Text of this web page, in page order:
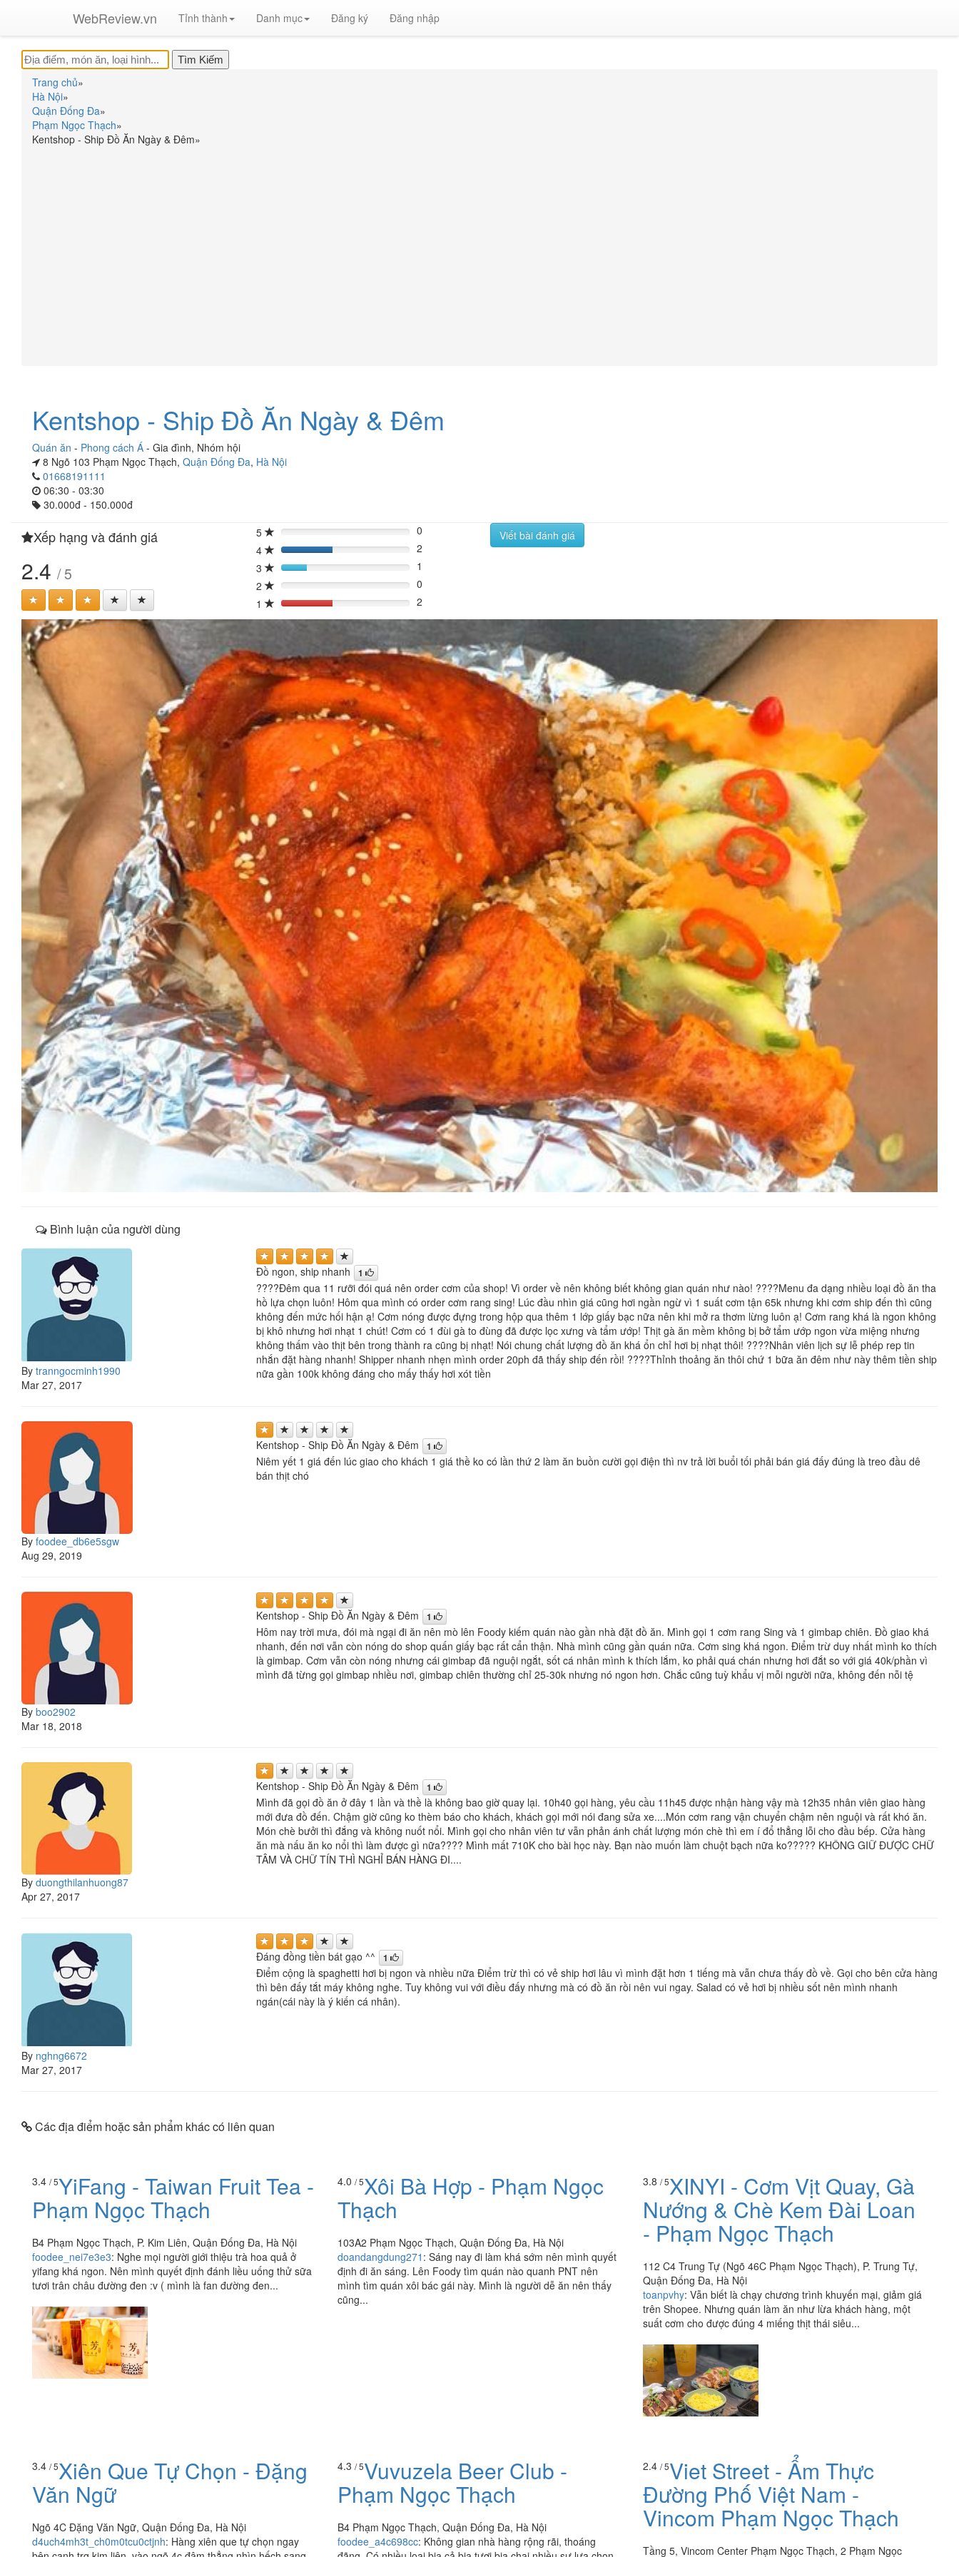
WebReview.vn Tỉnh thành Danh mục Đăng ký Đăng nhập
Trang chủ»
Hà Nội»
Quận Đống Đa»
Phạm Ngọc Thạch»
Kentshop - Ship Đồ Ăn Ngày & Đêm»
Kentshop - Ship Đồ Ăn Ngày & Đêm
Quán ăn - Phong cách Á - Gia đình, Nhóm hội
8 Ngõ 103 Phạm Ngọc Thạch, Quận Đống Đa, Hà Nội
01668191111
06:30 - 03:30
30.000đ - 150.000đ
Xếp hạng và đánh giá
2.4 / 5
5 0%
0
4
40%
2
3
20%
1
2
0%
0
1
40% 2
Viết bài đánh giá
Bình luận của người dùng
By tranngocminh1990
Mar 27, 2017
Đồ ngon, ship nhanh 1
????Đêm qua 11 rưỡi đói quá nên order cơm của shop! Vì order về nên không biết không gian quán như nào! ????Menu đa dạng nhiều loại đồ ăn tha
hồ lựa chọn luôn! Hôm qua mình có order cơm rang sing! Lúc đầu nhìn giá cũng hơi ngần ngừ vì 1 suất cơm tận 65k nhưng khi cơm ship đến thì cũng
không đến mức hối hận ạ! Cơm nóng được đựng trong hộp qua thêm 1 lớp giấy bạc nữa nên khi mở ra thơm lừng luôn ạ! Cơm rang khá là ngon không
bị khô nhưng hơi nhạt 1 chút! Cơm có 1 đùi gà to đùng đã được lọc xưng và tẩm ướp! Thịt gà ăn mềm không bị bở tẩm ướp ngon vừa miệng nhưng
không thấm vào thịt bên trong thành ra cũng bị nhạt! Nói chung chất lượng đồ ăn khá ổn chỉ hơi bị nhạt thôi! ????Nhân viên lịch sự lễ phép rep tin
nhắn đặt hàng nhanh! Shipper nhanh nhẹn mình order 20ph đã thấy ship đến rồi! ????Thỉnh thoảng ăn thôi chứ 1 bữa ăn đêm như này thêm tiền ship
nữa gần 100k không đáng cho mấy thấy hơi xót tiền
By foodee_db6e5sgw
Aug 29, 2019
Kentshop - Ship Đồ Ăn Ngày & Đêm 1
Niêm yết 1 giá đến lúc giao cho khách 1 giá thề ko có lần thứ 2 làm ăn buồn cười gọi điện thì nv trả lời buổi tối phải bán giá đấy đúng là treo đầu dê
bán thịt chó
By boo2902
Mar 18, 2018
Kentshop - Ship Đồ Ăn Ngày & Đêm 1
Hôm nay trời mưa, đói mà ngại đi ăn nên mò lên Foody kiếm quán nào gần nhà đặt đồ ăn. Mình gọi 1 cơm rang Sing và 1 gimbap chiên. Đồ giao khá
nhanh, đến nơi vẫn còn nóng do shop quấn giấy bạc rất cẩn thận. Nhà mình cũng gần quán nữa. Cơm sing khá ngon. Điểm trừ duy nhất mình ko thích
là gimbap. Cơm vẫn còn nóng nhưng cái gimbap đã nguội ngắt, sốt cá nhân mình k thích lắm, ko phải quá chán nhưng hơi đắt so với giá 40k/phần vì
mình đã từng gọi gimbap nhiều nơi, gimbap chiên thường chỉ 25-30k nhưng nó ngon hơn. Chắc cũng tuỳ khẩu vị mỗi người nữa, không đến nỗi tệ
By duongthilanhuong87
Apr 27, 2017
Kentshop - Ship Đồ Ăn Ngày & Đêm 1
Mình đã gọi đồ ăn ở đây 1 lần và thề là không bao giờ quay lại. 10h40 gọi hàng, yêu cầu 11h45 được nhận hàng vậy mà 12h35 nhân viên giao hàng
mới đưa đồ đến. Chậm giờ cũng ko thèm báo cho khách, khách gọi mới nói đang sửa xe....Món cơm rang vận chuyển chậm nên nguội và rất khó ăn.
Món chè bưởi thì đắng và không nuốt nổi. Mình gọi cho nhân viên tư vẫn phản ánh chất lượng món chè thì em í đổ thẳng lỗi cho đầu bếp. Cửa hàng
ăn mà nấu ăn ko nổi thì làm được gì nữa???? Mình mất 710K cho bài học này. Bạn nào muốn làm chuột bạch nữa ko????? KHÔNG GIỮ ĐƯỢC CHỮ
TÂM VÀ CHỮ TÍN THÌ NGHỈ BÁN HÀNG ĐI....
By nghng6672
Mar 27, 2017
Đáng đồng tiền bát gạo ^^ 1
Điểm cộng là spaghetti hơi bị ngon và nhiều nữa Điểm trừ thì có vẻ ship hơi lâu vì mình đặt hơn 1 tiếng mà vẫn chưa thấy đồ về. Gọi cho bên cửa hàng
thì bên đấy tắt máy không nghe. Tuy không vui với điều đấy nhưng mà có đồ ăn rồi nên vui ngay. Salad có vẻ hơi bị nhiều sốt nên mình nhanh
ngán(cái này là ý kiến cá nhân).
Các địa điểm hoặc sản phẩm khác có liên quan
3.4 / 5YiFang - Taiwan Fruit Tea -
Phạm Ngọc Thạch
B4 Phạm Ngọc Thạch, P. Kim Liên, Quận Đống Đa, Hà Nội
foodee_nei7e3e3: Nghe mọi người giới thiệu trà hoa quả ở
yifang khá ngon. Nên mình quyết định đánh liều uống thử sữa
tươi trân châu đường đen :v ( mình là fan đường đen...
4.0 / 5Xôi Bà Hợp - Phạm Ngọc
Thạch
103A2 Phạm Ngọc Thạch, Quận Đống Đa, Hà Nội
doandangdung271 : Sáng nay đi làm khá sớm nên mình quyết
định đi ăn sáng. Lên Foody tìm quán nào quanh PNT nên
mình tìm quán xôi bác gái này. Mình là người dễ ăn nên thấy
cũng...
3.8 / 5XINYI - Cơm Vịt Quay, Gà
Nướng & Chè Kem Đài Loan
- Phạm Ngọc Thạch
112 C4 Trung Tự (Ngõ 46C Phạm Ngọc Thạch), P. Trung Tự,
Quận Đống Đa, Hà Nội
toanpvhy: Vẫn biết là chạy chương trình khuyến mại, giảm giá
trên Shopee. Nhưng quán làm ăn như lừa khách hàng, một
suất cơm cho được đúng 4 miếng thịt thái siêu...
3.4 / 5Xiên Que Tự Chọn - Đặng
Văn Ngữ
Ngõ 4C Đặng Văn Ngữ, Quận Đống Đa, Hà Nội
d4uch4mh3t_ch0m0tcu0ctjnh: Hàng xiên que tự chọn ngay
4.3 / 5Vuvuzela Beer Club -
Phạm Ngọc Thạch
B4 Phạm Ngọc Thạch, Quận Đống Đa, Hà Nội
foodee_a4c698cc: Không gian nhà hàng rộng rãi, thoáng
2.4 / 5Viet Street - Ẩm Thực
Đường Phố Việt Nam -
Vincom Phạm Ngọc Thạch
Tầng 5, Vincom Center Phạm Ngọc Thạch, 2 Phạm Ngọc